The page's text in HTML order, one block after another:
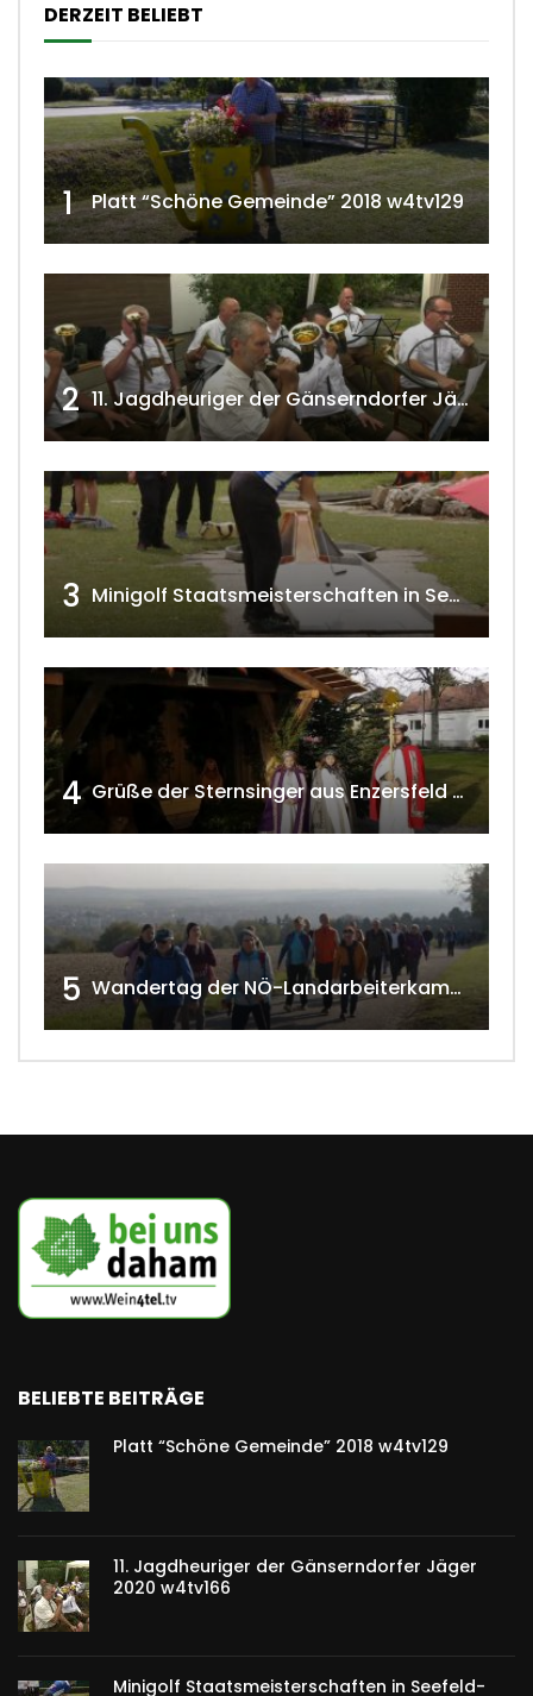
DERZEIT BELIEBT
1 Platt “Schöne Gemeinde” 2018 w4tv129
2 11. Jagdheuriger der Gänserndorfer Jäger 2020 w4tv166
3 Minigolf Staatsmeisterschaften in Seefeld-Kadolz w4tv174
4 Grüße der Sternsinger aus Enzersfeld – Klein-Engersdorf 2021 w4tv169
5 Wandertag der NÖ-Landarbeiterkammer in Hollabrunn 2024
BELIEBTE BEITRÄGE
Platt “Schöne Gemeinde” 2018 w4tv129
11. Jagdheuriger der Gänserndorfer Jäger
2020 w4tv166
Minigolf Staatsmeisterschaften in Seefeld-